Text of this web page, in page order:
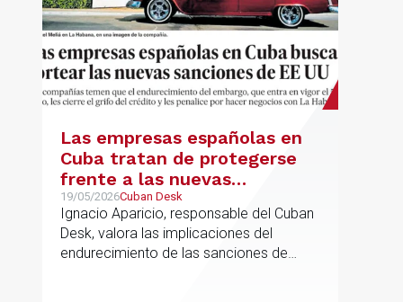
Las empresas españolas en
Cuba tratan de protegerse
frente a las nuevas
sanciones millonarias que
prepara Estados Unidos
19/05/2026Cuban Desk
Ignacio Aparicio, responsable del Cuban
Desk, valora las implicaciones del
endurecimiento de las sanciones de